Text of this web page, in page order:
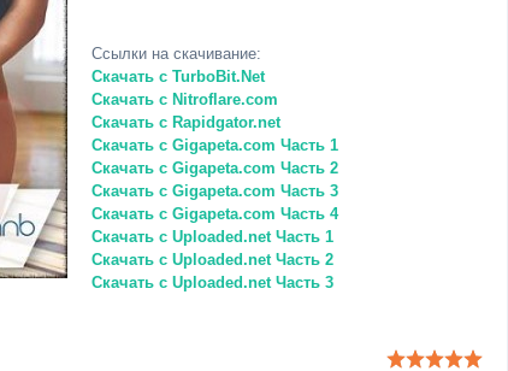
Ссылки на скачивание:
Скачать с TurboBit.Net
Скачать с Nitroflare.com
Скачать с Rapidgator.net
Скачать с Gigapeta.com Часть 1
Скачать с Gigapeta.com Часть 2
Скачать с Gigapeta.com Часть 3
Скачать с Gigapeta.com Часть 4
Скачать с Uploaded.net Часть 1
Скачать с Uploaded.net Часть 2
Скачать с Uploaded.net Часть 3